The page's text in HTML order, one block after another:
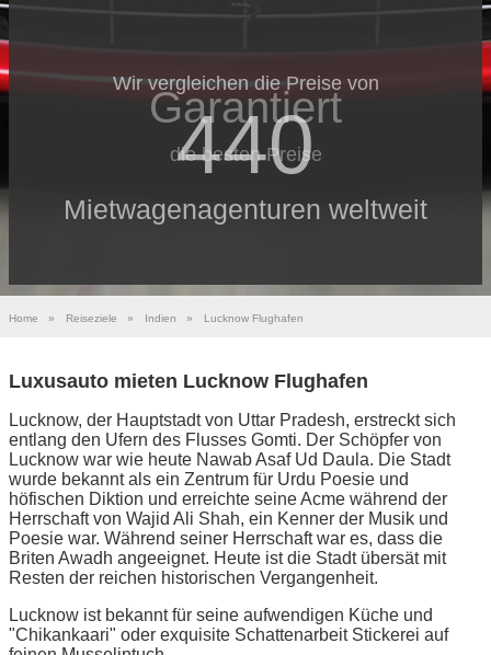
Wir vergleichen die Preise von
440
Mietwagenagenturen weltweit
Garantiert
die besten Preise
Home » Reiseziele » Indien » Lucknow Flughafen
Luxusauto mieten Lucknow Flughafen
Lucknow, der Hauptstadt von Uttar Pradesh, erstreckt sich
entlang den Ufern des Flusses Gomti. Der Schöpfer von
Lucknow war wie heute Nawab Asaf Ud Daula. Die Stadt
wurde bekannt als ein Zentrum für Urdu Poesie und
höfischen Diktion und erreichte seine Acme während der
Herrschaft von Wajid Ali Shah, ein Kenner der Musik und
Poesie war. Während seiner Herrschaft war es, dass die
Briten Awadh angeeignet. Heute ist die Stadt übersät mit
Resten der reichen historischen Vergangenheit.
Lucknow ist bekannt für seine aufwendigen Küche und
"Chikankaari" oder exquisite Schattenarbeit Stickerei auf